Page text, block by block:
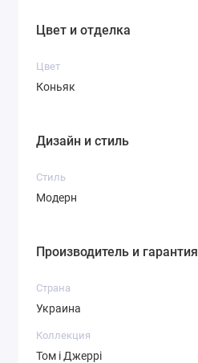
Цвет и отделка
Цвет
Коньяк
Дизайн и стиль
Стиль
Модерн
Производитель и гарантия
Страна
Украина
Коллекция
Том і Джеррі